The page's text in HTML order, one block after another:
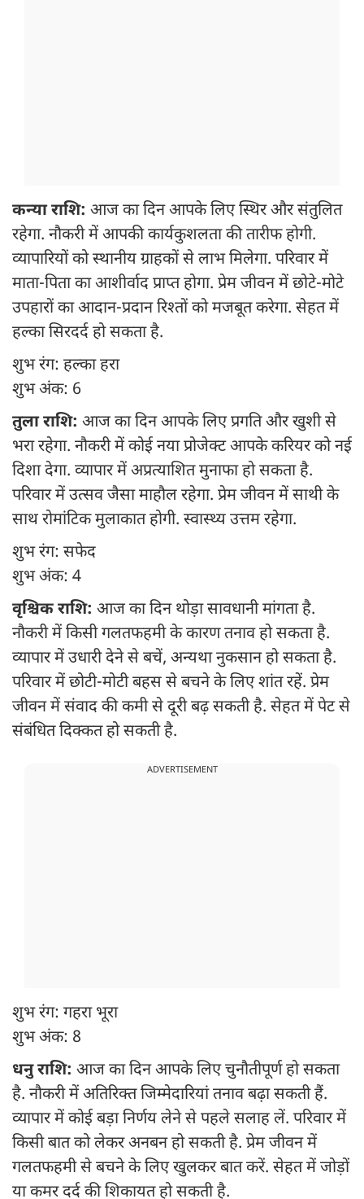
कन्या राशि: आज का दिन आपके लिए स्थिर और संतुलित
रहेगा. नौकरी में आपकी कार्यकुशलता की तारीफ होगी.
व्यापारियों को स्थानीय ग्राहकों से लाभ मिलेगा. परिवार में
माता-पिता का आशीर्वाद प्राप्त होगा. प्रेम जीवन में छोटे-मोटे
उपहारों का आदान-प्रदान रिश्तों को मजबूत करेगा. सेहत में
हल्का सिरदर्द हो सकता है.
शुभ रंग: हल्का हरा
शुभ अंक: 6
तुला राशि: आज का दिन आपके लिए प्रगति और खुशी से
भरा रहेगा. नौकरी में कोई नया प्रोजेक्ट आपके करियर को नई
दिशा देगा. व्यापार में अप्रत्याशित मुनाफा हो सकता है.
परिवार में उत्सव जैसा माहौल रहेगा. प्रेम जीवन में साथी के
साथ रोमांटिक मुलाकात होगी. स्वास्थ्य उत्तम रहेगा.
शुभ रंग: सफेद
शुभ अंक: 4
वृश्चिक राशि: आज का दिन थोड़ा सावधानी मांगता है.
नौकरी में किसी गलतफहमी के कारण तनाव हो सकता है.
व्यापार में उधारी देने से बचें, अन्यथा नुकसान हो सकता है.
परिवार में छोटी-मोटी बहस से बचने के लिए शांत रहें. प्रेम
जीवन में संवाद की कमी से दूरी बढ़ सकती है. सेहत में पेट से
संबंधित दिक्कत हो सकती है.
ADVERTISEMENT
शुभ रंग: गहरा भूरा
शुभ अंक: 8
धनु राशि: आज का दिन आपके लिए चुनौतीपूर्ण हो सकता
है. नौकरी में अतिरिक्त जिम्मेदारियां तनाव बढ़ा सकती हैं.
व्यापार में कोई बड़ा निर्णय लेने से पहले सलाह लें. परिवार में
किसी बात को लेकर अनबन हो सकती है. प्रेम जीवन में
गलतफहमी से बचने के लिए खुलकर बात करें. सेहत में जोड़ों
या कमर दर्द की शिकायत हो सकती है.